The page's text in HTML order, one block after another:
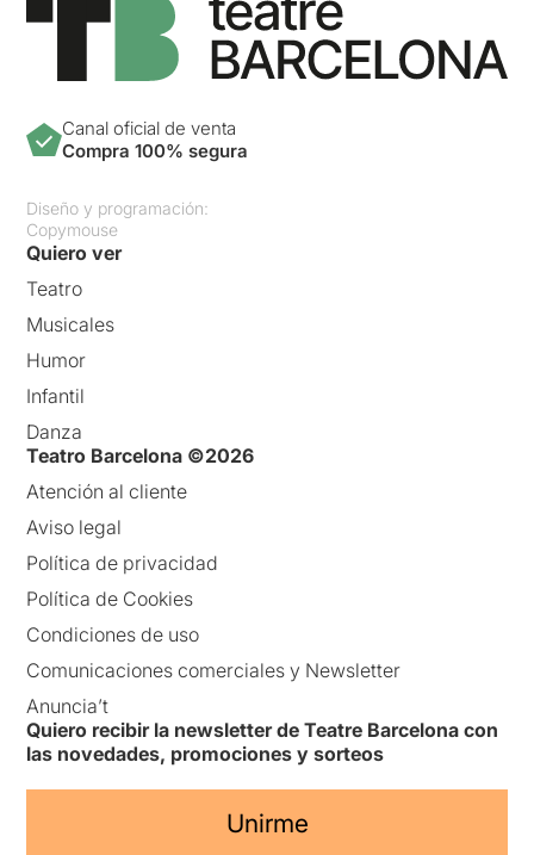
Canal oficial de venta
Compra 100% segura
Diseño y programación:
Copymouse
Quiero ver
Teatro
Musicales
Humor
Infantil
Danza
Teatro Barcelona ©2026
Atención al cliente
Aviso legal
Política de privacidad
Política de Cookies
Condiciones de uso
Comunicaciones comerciales y Newsletter
Anuncia’t
Quiero recibir la newsletter de Teatre Barcelona con
las novedades, promociones y sorteos
Unirme